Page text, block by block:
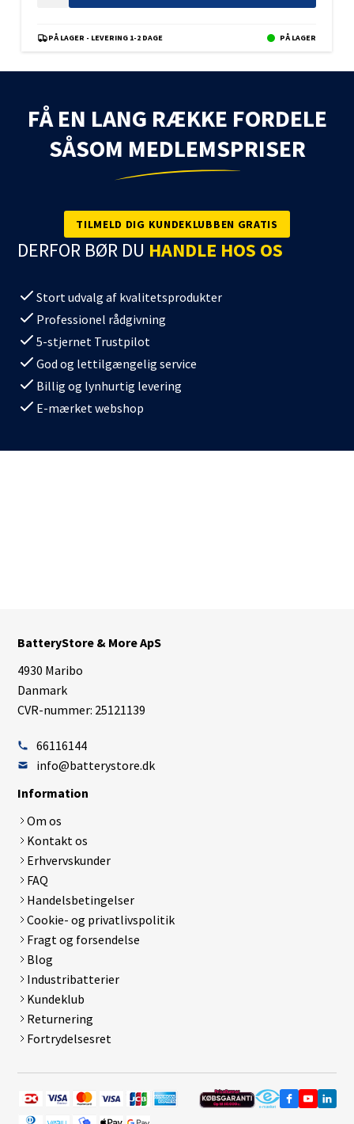
PÅ LAGER - LEVERING 1-2 DAGE PÅ LAGER
FÅ EN LANG RÆKKE FORDELE
SÅSOM MEDLEMSPRISER
TILMELD DIG KUNDEKLUBBEN GRATIS
DERFOR BØR DU HANDLE HOS OS
Stort udvalg af kvalitetsprodukter
Professionel rådgivning
5-stjernet Trustpilot
God og lettilgængelig service
Billig og lynhurtig levering
E-mærket webshop
BatteryStore & More ApS
4930 Maribo
Danmark
CVR-nummer: 25121139
66116144
info@batterystore.dk
Information
Om os
Kontakt os
Erhvervskunder
FAQ
Handelsbetingelser
Cookie- og privatlivspolitik
Fragt og forsendelse
Blog
Industribatterier
Kundeklub
Returnering
Fortrydelsesret